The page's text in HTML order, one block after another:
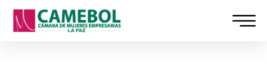
contenido